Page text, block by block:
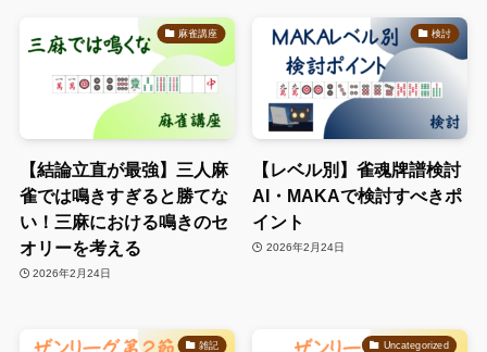
麻雀講座
【結論立直が最強】三人麻
雀では鳴きすぎると勝てな
い！三麻における鳴きのセ
オリーを考える
2026年2月24日
検討
【レベル別】雀魂牌譜検討
AI・MAKAで検討すべきポ
イント
2026年2月24日
雑記 Uncategorized